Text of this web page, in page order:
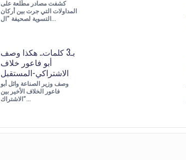
كشفت مصادر مطّلعة على
المداولات التي جرت بين أركان
التسوية لصحيفة “ال…
بـ3 كلمات.. هكذا وصف
أبو فاعور خلاف
الاشتراكي-المستقبل
وصف وزير الصناعة وائل أبو
فاعور الخلاف الأخير بين
“الاشتراك…